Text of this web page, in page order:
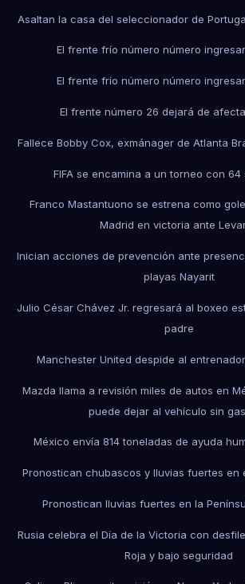
Asaltan la casa del seleccionador de
El frente frío número número
El frente frío número número
El frente número 26 dejará de
Fallece Bobby Cox, exmánager de Atlanta
FIFA se encamina a un torneo con
Franco Mastantuono se estrena como
Madrid en victoria ante
Inician acciones de prevención ante
playas Nayarit
Julio César Chávez Jr. regresará al boxeo
padre
Manchester United despide al
Mazda llama a revisión miles de autos en
puede dejar al vehículo sin
México envía 814 toneladas de ayuda
Pronostican chubascos y lluvias fuertes en
Pronostican lluvias fuertes en la
Rusia celebra el Día de la Victoria con
Roja y bajo seguridad